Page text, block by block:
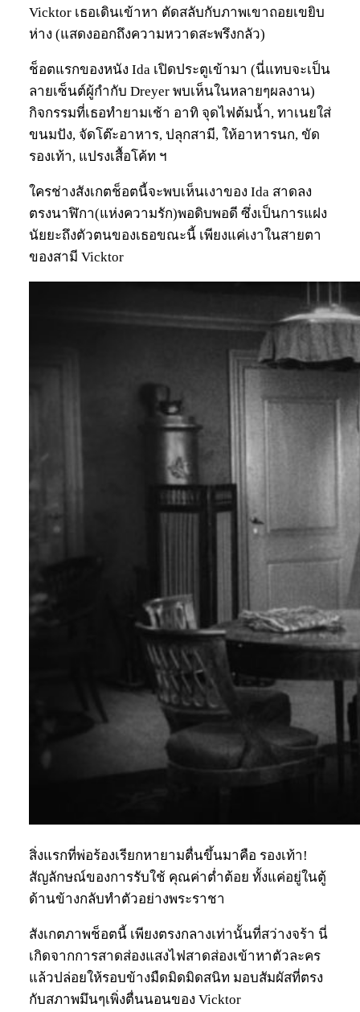
Vicktor เธอเดินเข้าหา ตัดสลับกับภาพเขาถอยเขยิบ
ห่าง (แสดงออกถึงความหวาดสะพรึงกลัว)
ช็อตแรกของหนัง Ida เปิดประตูเข้ามา (นี่แทบจะเป็น
ลายเซ็นต์ผู้กำกับ Dreyer พบเห็นในหลายๆผลงาน)
กิจกรรมที่เธอทำยามเช้า อาทิ จุดไฟต้มน้ำ, ทาเนยใส่
ขนมปัง, จัดโต๊ะอาหาร, ปลุกสามี, ให้อาหารนก, ขัด
รองเท้า, แปรงเสื้อโค้ท ฯ
ใครช่างสังเกตช็อตนี้จะพบเห็นเงาของ Ida สาดลง
ตรงนาฬิกา(แห่งความรัก)พอดิบพอดี ซึ่งเป็นการแฝง
นัยยะถึงตัวตนของเธอขณะนี้ เพียงแค่เงาในสายตา
ของสามี Vicktor
สิ่งแรกที่พ่อร้องเรียกหายามตื่นขึ้นมาคือ รองเท้า!
สัญลักษณ์ของการรับใช้ คุณค่าต่ำต้อย ทั้งแค่อยู่ในตู้
ด้านข้างกลับทำตัวอย่างพระราชา
สังเกตภาพช็อตนี้ เพียงตรงกลางเท่านั้นที่สว่างจร้า นี่
เกิดจากการสาดส่องแสงไฟสาดส่องเข้าหาตัวละคร
แล้วปล่อยให้รอบข้างมืดมิดมิดสนิท มอบสัมผัสที่ตรง
กับสภาพมึนๆเพิ่งตื่นนอนของ Vicktor